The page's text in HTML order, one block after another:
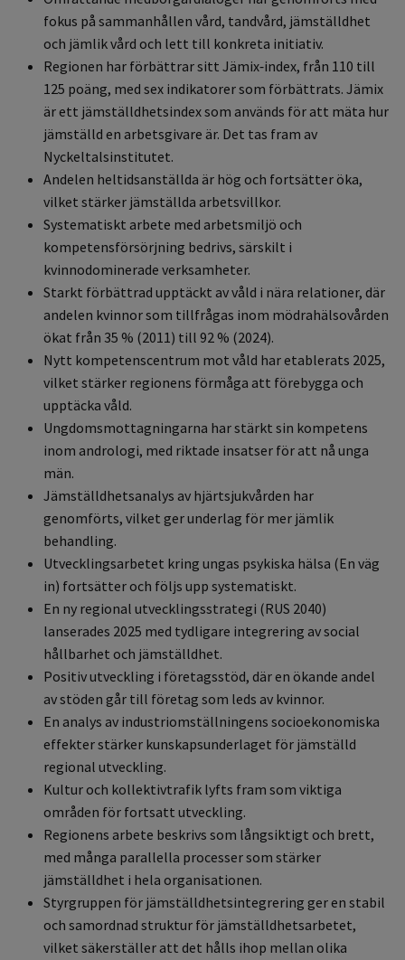
fokus på sammanhållen vård, tandvård, jämställdhet
och jämlik vård och lett till konkreta initiativ.
Regionen har förbättrar sitt Jämix‑index, från 110 till
125 poäng, med sex indikatorer som förbättrats. Jämix
är ett jämställdhetsindex som används för att mäta hur
jämställd en arbetsgivare är. Det tas fram av
Nyckeltalsinstitutet.
Andelen heltidsanställda är hög och fortsätter öka,
vilket stärker jämställda arbetsvillkor.
Systematiskt arbete med arbetsmiljö och
kompetensförsörjning bedrivs, särskilt i
kvinnodominerade verksamheter.
Starkt förbättrad upptäckt av våld i nära relationer, där
andelen kvinnor som tillfrågas inom mödrahälsovården
ökat från 35 % (2011) till 92 % (2024).
Nytt kompetenscentrum mot våld har etablerats 2025,
vilket stärker regionens förmåga att förebygga och
upptäcka våld.
Ungdomsmottagningarna har stärkt sin kompetens
inom andrologi, med riktade insatser för att nå unga
män.
Jämställdhetsanalys av hjärtsjukvården har
genomförts, vilket ger underlag för mer jämlik
behandling.
Utvecklingsarbetet kring ungas psykiska hälsa (En väg
in) fortsätter och följs upp systematiskt.
En ny regional utvecklingsstrategi (RUS 2040)
lanserades 2025 med tydligare integrering av social
hållbarhet och jämställdhet.
Positiv utveckling i företagsstöd, där en ökande andel
av stöden går till företag som leds av kvinnor.
En analys av industriomställningens socioekonomiska
effekter stärker kunskapsunderlaget för jämställd
regional utveckling.
Kultur och kollektivtrafik lyfts fram som viktiga
områden för fortsatt utveckling.
Regionens arbete beskrivs som långsiktigt och brett,
med många parallella processer som stärker
jämställdhet i hela organisationen.
Styrgruppen för jämställdhetsintegrering ger en stabil
och samordnad struktur för jämställdhetsarbetet,
vilket säkerställer att det hålls ihop mellan olika